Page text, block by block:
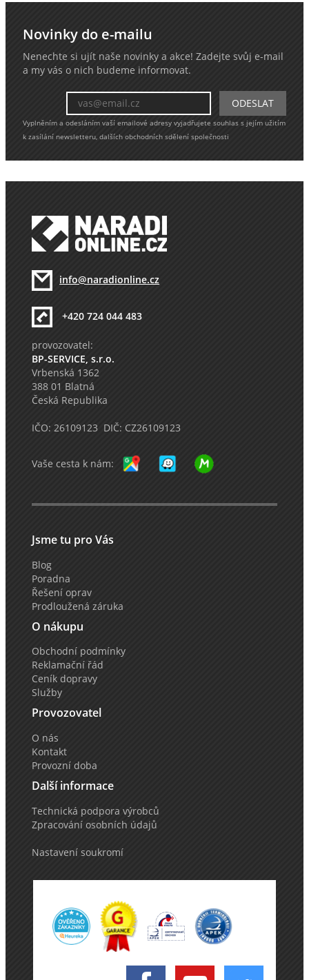
Novinky do e-mailu
Nenechte si ujít naše novinky a akce! Zadejte svůj e-mail
a my vás o nich budeme informovat.
Vyplněním a odesláním vaší emailové adresy vyjadřujete souhlas s jejím užitím
k zasílání newsletteru, dalších obchodních sdělení společnosti
info@naradionline.cz
+420 724 044 483
provozovatel:
BP-SERVICE, s.r.o.
Vrbenská 1362
388 01 Blatná
Česká Republika
IČO: 26109123 DIČ: CZ26109123
Vaše cesta k nám:
Jsme tu pro Vás
Blog
Poradna
Řešení oprav
Prodloužená záruka
O nákupu
Obchodní podmínky
Reklamační řád
Ceník dopravy
Služby
Provozovatel
O nás
Kontakt
Provozní doba
Další informace
Technická podpora výrobců
Zpracování osobních údajů
Nastavení soukromí